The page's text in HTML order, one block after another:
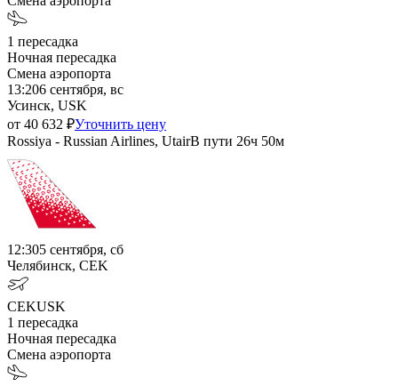
1 пересадка
Ночная пересадка
Смена аэропорта
13:206 сентября, вс
Усинск, USK
от 40 632 ₽Уточнить цену
Rossiya - Russian Airlines, UtairВ пути 26ч 50м
12:305 сентября, сб
Челябинск, CEK
CEKUSK
1 пересадка
Ночная пересадка
Смена аэропорта